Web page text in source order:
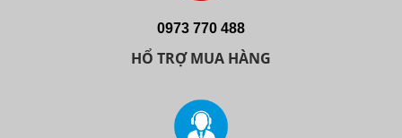
0973 770 488
HỔ TRỢ MUA HÀNG